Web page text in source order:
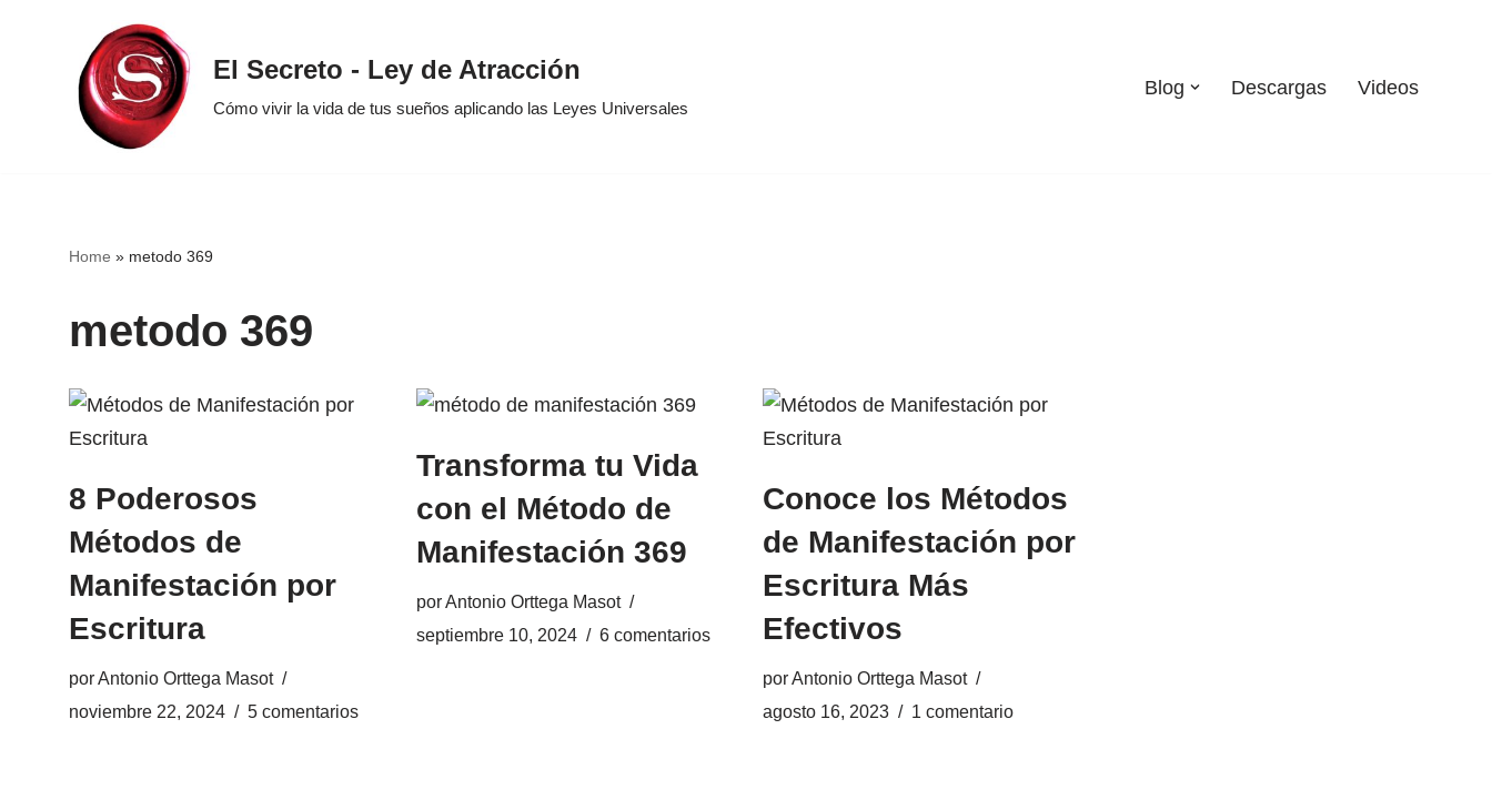
contenido
El Secreto - Ley de Atracción
Cómo vivir la vida de tus sueños aplicando las Leyes Universales
Blog Descargas Videos
Home » metodo 369
metodo 369
8 Poderosos
Métodos de
Manifestación por
Escritura
porAntonio Orttega Masot
noviembre 22, 2024
5 comentarios
Transforma tu Vida
con el Método de
Manifestación 369
porAntonio Orttega Masot
septiembre 10, 2024
6 comentarios
Conoce los Métodos
de Manifestación por
Escritura Más
Efectivos
porAntonio Orttega Masot
agosto 16, 2023
1 comentario